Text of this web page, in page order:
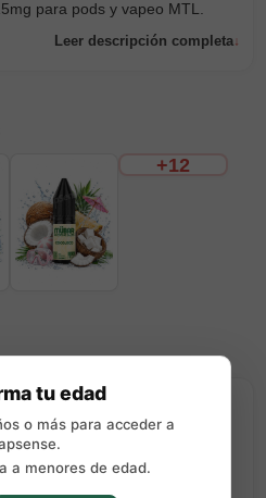
para pods y vapeo MTL.
Leer descripción completa
+12
Salts
mezcla el sabor cítrico del
la lima, creando un perfil
tu edad
o más para acceder a
a menores de edad.